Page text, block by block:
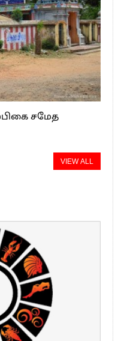
சமேத
VIEW ALL